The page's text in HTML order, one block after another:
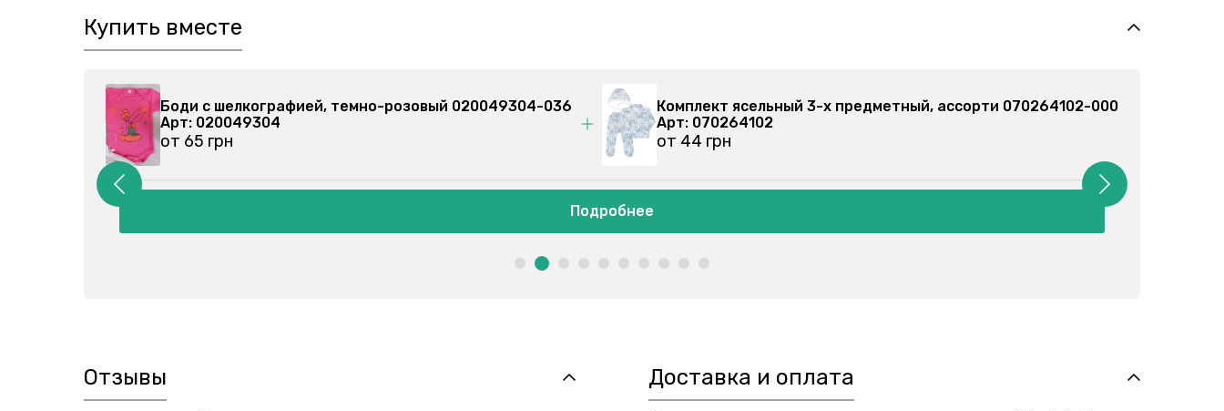
Купить вместе
Боди с шелкографией, темно-розовый 020049304-036
Арт: 020049304
от 65 грн
Комплект ясельный 3-х предметный, ассорти 070264202-000
Арт: 070264202
от 45 грн
Подробнее
Отзывы Доставка и оплата